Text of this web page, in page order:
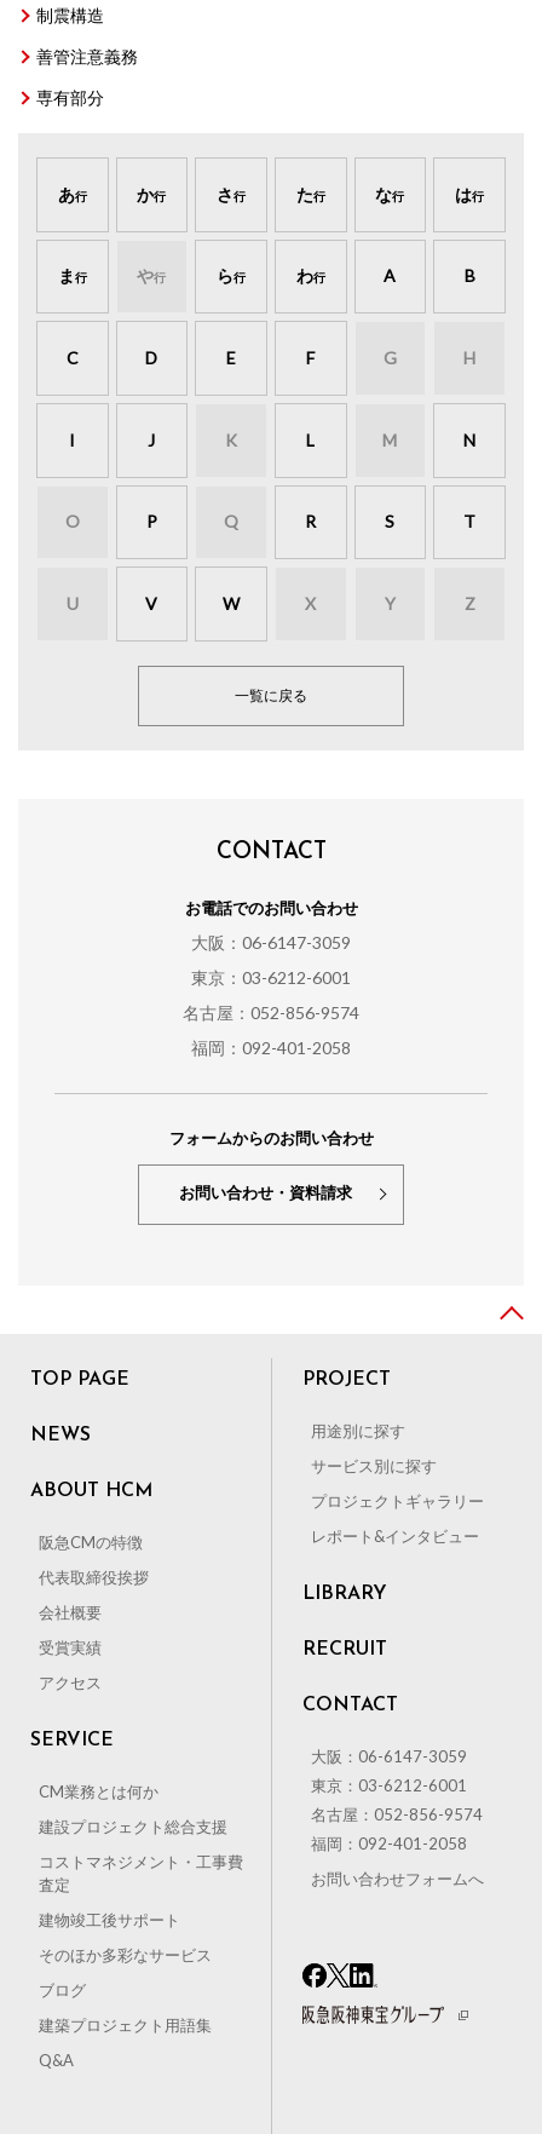
制震構造
善管注意義務
専有部分
あ行 か行 さ行 た行 な行 は行
ま行 や行 ら行 わ行 A B
C D E F G H
I J K L M N
O P Q R S T
U V W X Y Z
一覧に戻る
CONTACT
お電話でのお問い合わせ
大阪：06-6147-3059
東京：03-6212-6001
名古屋：052-856-9574
福岡：092-401-2058
フォームからのお問い合わせ
お問い合わせ・資料請求
TOP PAGE
NEWS
ABOUT HCM
阪急CMの特徴
代表取締役挨拶
会社概要
受賞実績
アクセス
SERVICE
CM業務とは何か
建設プロジェクト総合支援
コストマネジメント・工事費
査定
建物竣工後サポート
そのほか多彩なサービス
ブログ
建築プロジェクト用語集
Q&A
PROJECT
用途別に探す
サービス別に探す
プロジェクトギャラリー
レポート&インタビュー
LIBRARY
RECRUIT
CONTACT
大阪：06-6147-3059
東京：03-6212-6001
名古屋：052-856-9574
福岡：092-401-2058
お問い合わせフォームへ